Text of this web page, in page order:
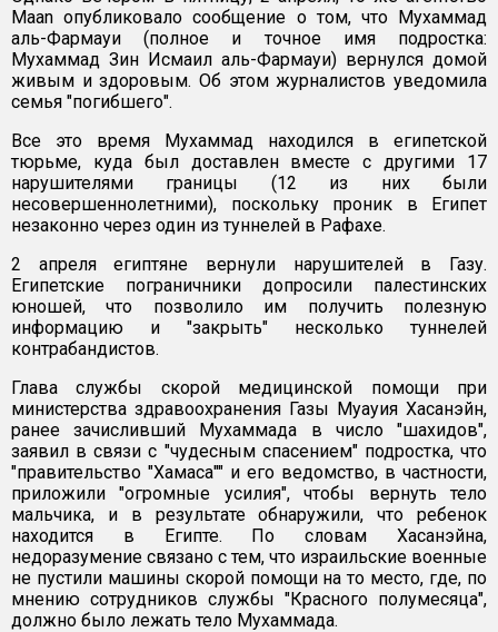
Maan опубликовало сообщение о том, что Мухаммад
аль-Фармауи (полное и точное имя подростка:
Мухаммад Зин Исмаил аль-Фармауи) вернулся домой
живым и здоровым. Об этом журналистов уведомила
семья "погибшего".
Все это время Мухаммад находился в египетской
тюрьме, куда был доставлен вместе с другими 17
нарушителями границы (12 из них были
несовершеннолетними), поскольку проник в Египет
незаконно через один из туннелей в Рафахе.
2 апреля египтяне вернули нарушителей в Газу.
Египетские пограничники допросили палестинских
юношей, что позволило им получить полезную
информацию и "закрыть" несколько туннелей
контрабандистов.
Глава службы скорой медицинской помощи при
министерства здравоохранения Газы Муауия Хасанэйн,
ранее зачисливший Мухаммада в число "шахидов",
заявил в связи с "чудесным спасением" подростка, что
"правительство "Хамаса"" и его ведомство, в частности,
приложили "огромные усилия", чтобы вернуть тело
мальчика, и в результате обнаружили, что ребенок
находится в Египте. По словам Хасанэйна,
недоразумение связано с тем, что израильские военные
не пустили машины скорой помощи на то место, где, по
мнению сотрудников службы "Красного полумесяца",
должно было лежать тело Мухаммада.